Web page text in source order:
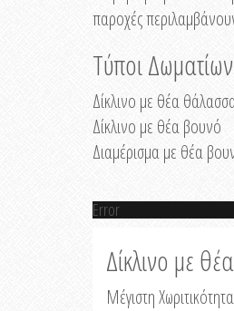
παροχές
Τύποι Δωματίων
Δίκλινο με θέα
Δίκλινο με θέα βουνό
Διαμέρισμα με θέα
Error
Δίκλινο με
Μέγιστη